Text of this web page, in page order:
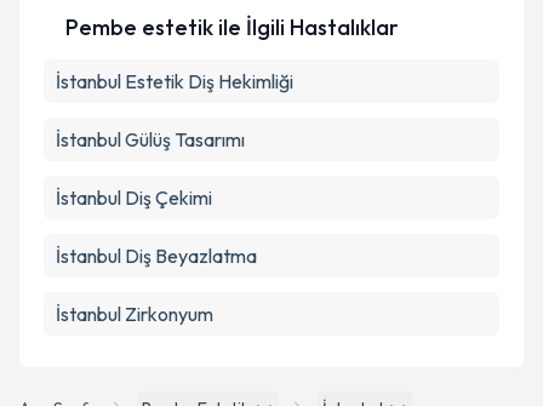
Pembe estetik ile İlgili Hastalıklar
İstanbul Estetik Diş Hekimliği
İstanbul Gülüş Tasarımı
İstanbul Diş Çekimi
İstanbul Diş Beyazlatma
İstanbul Zirkonyum